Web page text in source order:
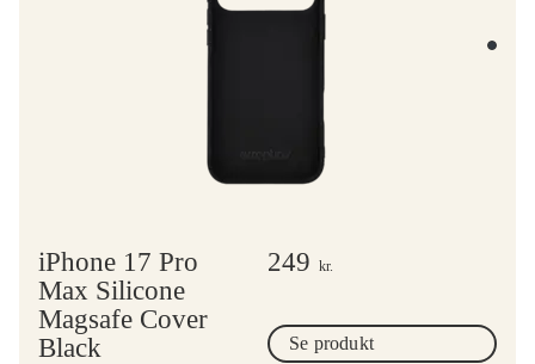
iPhone 17 Pro
Max Silicone
Magsafe Cover
Black
249 kr.
Se produkt